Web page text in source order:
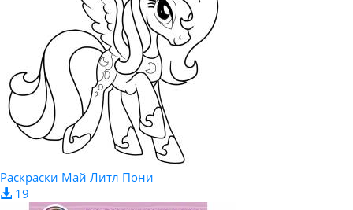
Раскраски Май Литл Пони
19